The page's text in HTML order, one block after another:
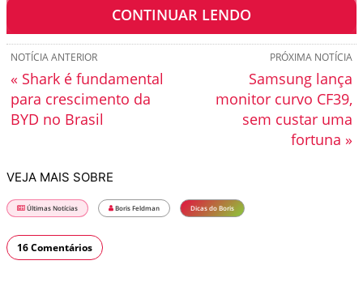
CONTINUAR LENDO
PRÓXIMA NOTÍCIA
Samsung lança
monitor curvo CF39,
sem custar uma
fortuna »
NOTÍCIA ANTERIOR
« Shark é fundamental
para crescimento da
BYD no Brasil
VEJA MAIS SOBRE
Últimas Notícias Boris Feldman Dicas do Boris
16 Comentários